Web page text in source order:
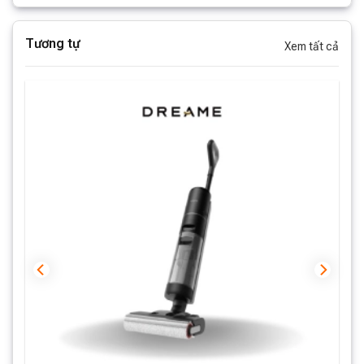
Hộp chứa bụi có dung tích lên đến
bạn thoải mái dọn dẹp toàn bộ các khu vực cần dọn
dẹp chỉ trong một lần thao tác.
Ở chế độ là máy hút bụi cầm tay,
12000 Pa
Chức năng lau sàn
Kế thừa khả năng làm sạch tuyệt vời của Dreame H12,
M12 vẫn tập trung khai thác và nâng cao khả năng làm
sạch với thiết kế “cuộn lăn tràn viền”. Thiết kế này
Tương tự Xem tất cả